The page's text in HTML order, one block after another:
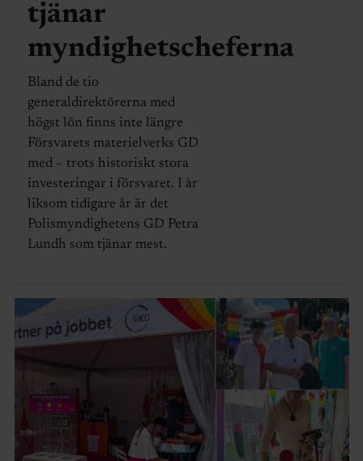
tjänar
myndighetscheferna
Bland de tio
generaldirektörerna med
högst lön finns inte längre
Försvarets materielverks GD
med – trots historiskt stora
investeringar i försvaret. I år
liksom tidigare år är det
Polismyndighetens GD Petra
Lundh som tjänar mest.